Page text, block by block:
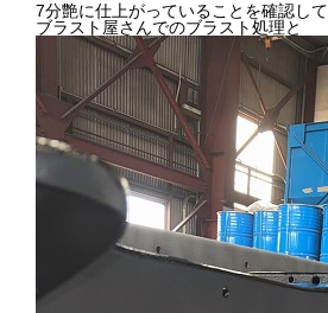
7分艶に仕上がっていることを確認して
ブラスト屋さんでのブラスト処理と